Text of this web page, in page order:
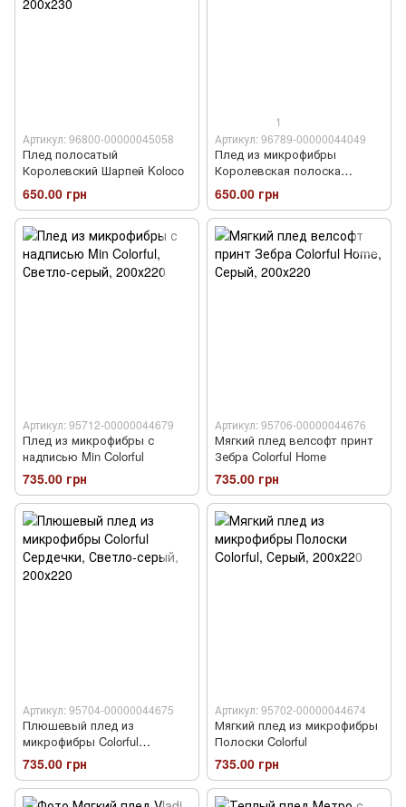
Артикул: 96800-00000045058
Плед полосатый
Королевский Шарпей Koloco
650.00 грн
1
Артикул: 96789-00000044049
Плед из микрофибры
Королевская полоска
Шарпей
650.00 грн
Артикул: 95712-00000044679
Плед из микрофибры с
надписью Min Colorful
735.00 грн
Артикул: 95706-00000044676
Мягкий плед велсофт принт
Зебра Colorful Home
735.00 грн
Артикул: 95704-00000044675
Плюшевый плед из
микрофибры Colorful
Сердечки
735.00 грн
Артикул: 95702-00000044674
Мягкий плед из микрофибры
Полоски Colorful
735.00 грн